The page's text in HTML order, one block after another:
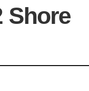
Shore